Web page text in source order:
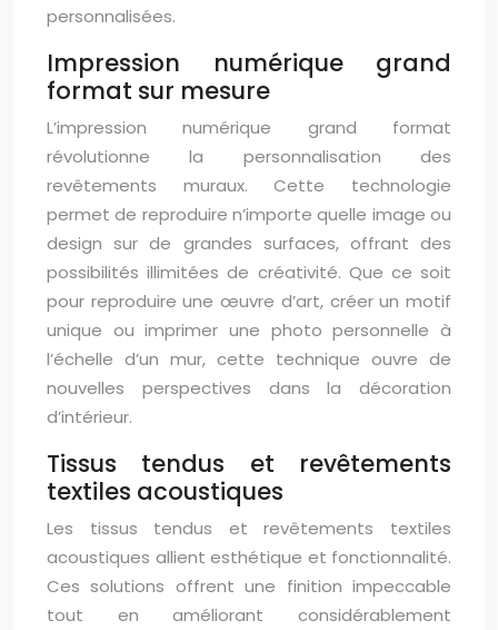
personnalisées.
Impression numérique grand
format sur mesure
L’impression numérique grand format
révolutionne la personnalisation des
revêtements muraux. Cette technologie
permet de reproduire n’importe quelle image ou
design sur de grandes surfaces, offrant des
possibilités illimitées de créativité. Que ce soit
pour reproduire une œuvre d’art, créer un motif
unique ou imprimer une photo personnelle à
l’échelle d’un mur, cette technique ouvre de
nouvelles perspectives dans la décoration
d’intérieur.
Tissus tendus et revêtements
textiles acoustiques
Les tissus tendus et revêtements textiles
acoustiques allient esthétique et fonctionnalité.
Ces solutions offrent une finition impeccable
tout en améliorant considérablement